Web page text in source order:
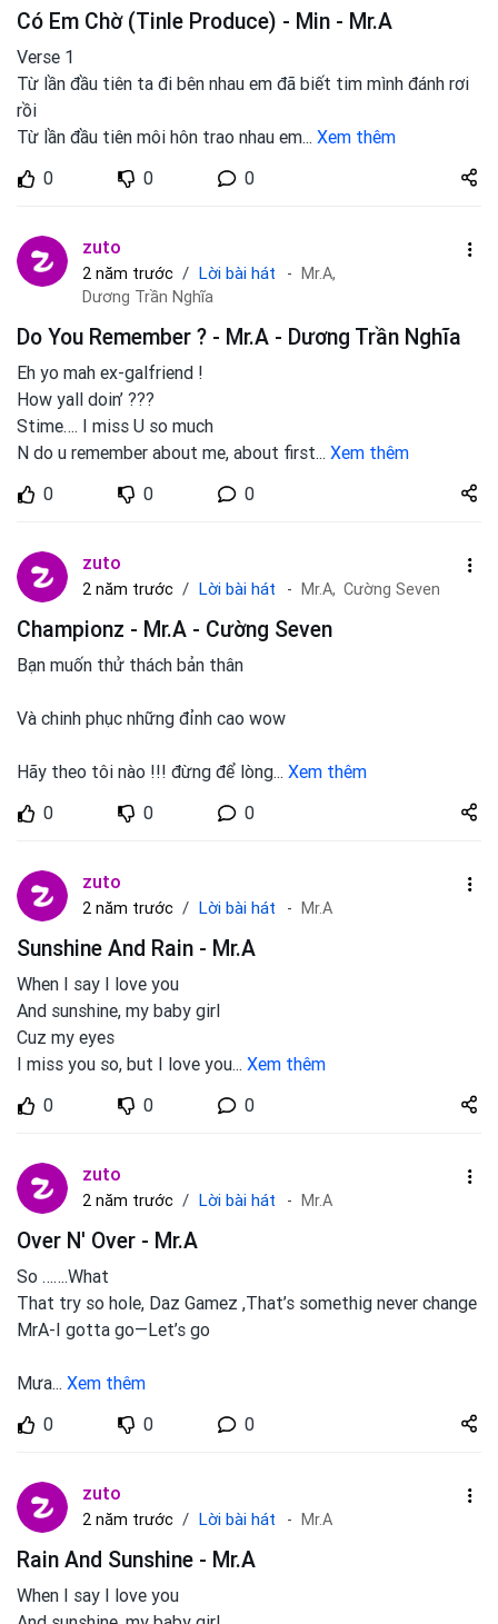
Có Em Chờ (Tinle Produce) - Min - Mr.A
Verse 1
Từ lần đầu tiên ta đi bên nhau em đã biết tim mình đánh rơi
rồi
Từ lần đầu tiên môi hôn trao nhau em... Xem thêm
0
0 0
Share
zuto.vn
zuto
2 năm trước Lời bài hát
Mr.A,
Dương Trần Nghĩa
Do You Remember ? - Mr.A - Dương Trần Nghĩa
Eh yo mah ex-galfriend !
How yall doin’ ???
Stime…. I miss U so much
N do u remember about me, about first... Xem thêm
0
0 0
Share
zuto.vn
zuto
2 năm trước Lời bài hát Mr.A, Cường Seven
Championz - Mr.A - Cường Seven
Bạn muốn thử thách bản thân
Và chinh phục những đỉnh cao wow
Hãy theo tôi nào !!! đừng để lòng... Xem thêm
0
0 0
Share
zuto.vn
zuto
2 năm trước Lời bài hát Mr.A
Sunshine And Rain - Mr.A
When I say I love you
And sunshine, my baby girl
Cuz my eyes
I miss you so, but I love you... Xem thêm
0
0 0
Share
zuto.vn
zuto
2 năm trước Lời bài hát Mr.A
Over N' Over - Mr.A
So …….What
That try so hole, Daz Gamez ,That’s somethig never change
MrA-I gotta go—Let’s go
Mưa... Xem thêm
0
0 0
Share
zuto.vn
zuto
2 năm trước Lời bài hát Mr.A
Rain And Sunshine - Mr.A
When I say I love you